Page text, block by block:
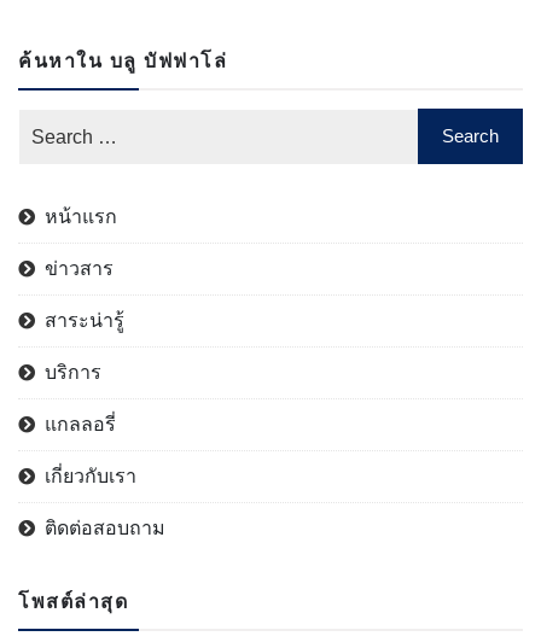
ค้นหาใน บลู บัฟฟาโล่
หน้าแรก
ข่าวสาร
สาระน่ารู้
บริการ
แกลลอรี่
เกี่ยวกับเรา
ติดต่อสอบถาม
โพสต์ล่าสุด